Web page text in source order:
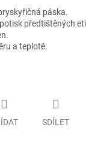
páska.
předtištěných
a teplotě.
SDÍLET